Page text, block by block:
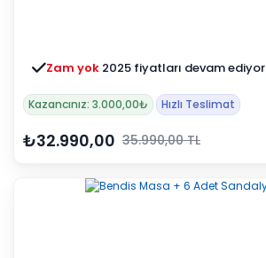
Zam yok 2025 fiyatları devam ediyor
Kazancınız: 3.000,00₺ Hızlı Teslimat
₺32.990,00 35.990,00 TL